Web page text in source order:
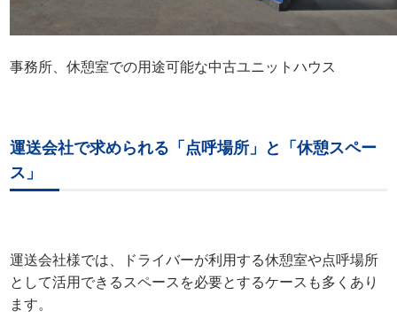
事務所、休憩室での用途可能な中古ユニットハウス
運送会社で求められる「点呼場所」と「休憩スペー
ス」
運送会社様では、ドライバーが利用する休憩室や点呼場所
として活用できるスペースを必要とするケースも多くあり
ます。